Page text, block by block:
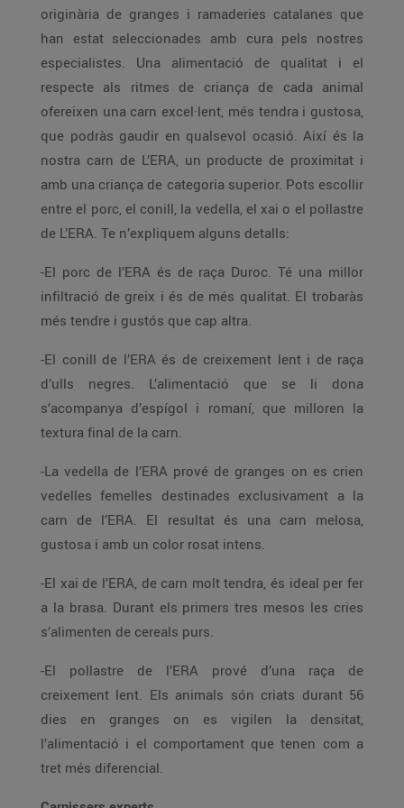
originària de granges i ramaderies catalanes que
han estat seleccionades amb cura pels nostres
especialistes. Una alimentació de qualitat i el
respecte als ritmes de criança de cada animal
ofereixen una carn excel·lent, més tendra i gustosa,
que podràs gaudir en qualsevol ocasió. Així és la
nostra carn de L’ERA, un producte de proximitat i
amb una criança de categoria superior. Pots escollir
entre el porc, el conill, la vedella, el xai o el pollastre
de L’ERA. Te n’expliquem alguns detalls:
-El porc de l’ERA és de raça Duroc. Té una millor
infiltració de greix i és de més qualitat. El trobaràs
més tendre i gustós que cap altra.
-El conill de l’ERA és de creixement lent i de raça
d’ulls negres. L’alimentació que se li dona
s’acompanya d’espígol i romaní, que milloren la
textura final de la carn.
-La vedella de l’ERA prové de granges on es crien
vedelles femelles destinades exclusivament a la
carn de l’ERA. El resultat és una carn melosa,
gustosa i amb un color rosat intens.
-El xai de l’ERA, de carn molt tendra, és ideal per fer
a la brasa. Durant els primers tres mesos les cries
s’alimenten de cereals purs.
-El pollastre de l’ERA prové d’una raça de
creixement lent. Els animals són criats durant 56
dies en granges on es vigilen la densitat,
l’alimentació i el comportament que tenen com a
tret més diferencial.